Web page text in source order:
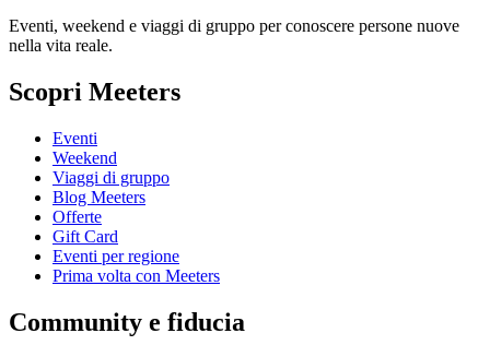
Eventi, weekend e viaggi di gruppo per conoscere persone nuove
nella vita reale.
Scopri Meeters
Eventi
Weekend
Viaggi di gruppo
Blog Meeters
Offerte
Gift Card
Eventi per regione
Prima volta con Meeters
Community e fiducia